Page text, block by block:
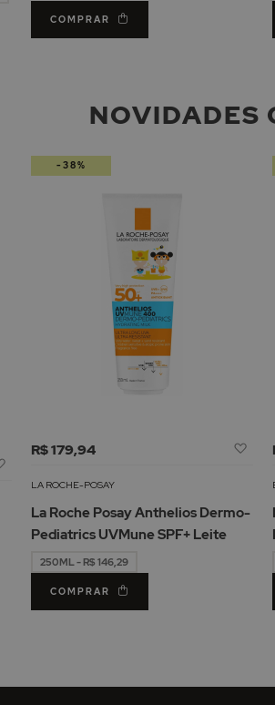
COMPRAR
NOVIDADES
Desejos
R$ 179,94
LA ROCHE-POSAY
La Roche Posay Anthelios Dermo-
Pediatrics UVMune SPF+ Leite
250ML - R$ 146,29
COMPRAR
-38%